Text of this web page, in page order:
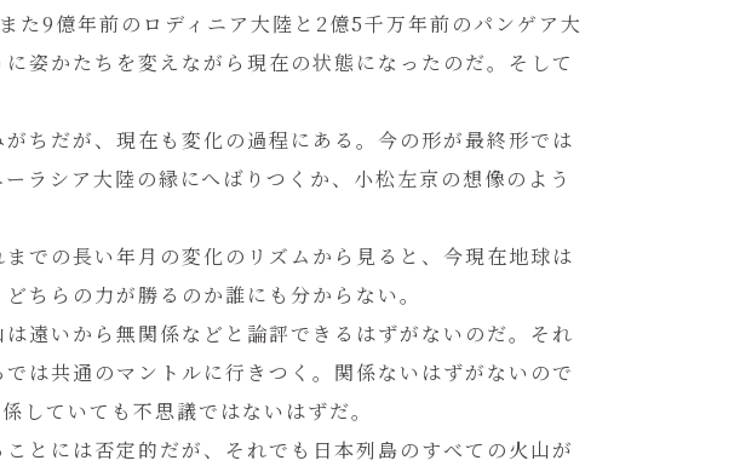
た9億年前のロディニア大陸と2億5千万年前のパンゲア大
姿かたちを変えながら現在の状態になったのだ。そして
ちだが、現在も変化の過程にある。今の形が最終形では
ラシア大陸の縁にへばりつくか、小松左京の想像のよう
での長い年月の変化のリズムから見ると、今現在地球は
ちらの力が勝るのか誰にも分からない。
遠いから無関係などと論評できるはずがないのだ。それ
は共通のマントルに行きつく。関係ないはずがないので
していても不思議ではないはずだ。
とには否定的だが、それでも日本列島のすべての火山が